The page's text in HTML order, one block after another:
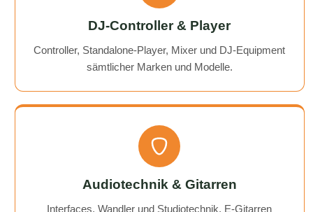
DJ-Controller & Player
Controller, Standalone-Player, Mixer und DJ-Equipment
sämtlicher Marken und Modelle.
Audiotechnik & Gitarren
Interfaces, Wandler und Studiotechnik, E-Gitarren